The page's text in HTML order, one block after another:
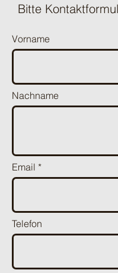
Bitte
Vorname
Nachname
Email
Telefon